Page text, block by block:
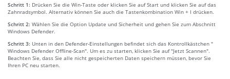
Schritt 1: Drücken Sie die Win-Taste oder klicken Sie auf Start und klicken Sie auf das
Zahnradsymbol. Alternativ können Sie auch die Tastenkombination Win + I drücken.
Schritt 2: Wählen Sie die Option Update und Sicherheit und gehen Sie zum Abschnitt
Windows Defender.
Schritt 3: Unten in den Defender-Einstellungen befindet sich das Kontrollkästchen "
Windows Defender Offline-Scan". Um es zu starten, klicken Sie auf "Jetzt Scannen".
Beachten Sie, dass Sie alle nicht gespeicherten Daten speichern müssen, bevor Sie
Ihren PC neu starten.